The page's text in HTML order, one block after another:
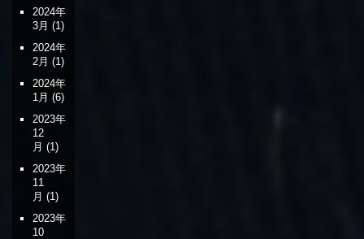
2024年
3月 (1)
2024年
2月 (1)
2024年
1月 (6)
2023年
12
月 (1)
2023年
11
月 (1)
2023年
10